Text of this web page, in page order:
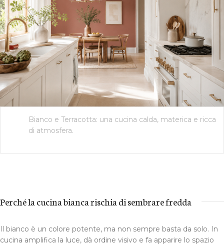
Bianco e Terracotta: una cucina calda, materica e ricca
di atmosfera.
Perché la cucina bianca rischia di sembrare fredda
Il bianco è un colore potente, ma non sempre basta da solo. In
cucina amplifica la luce, dà ordine visivo e fa apparire lo spazio